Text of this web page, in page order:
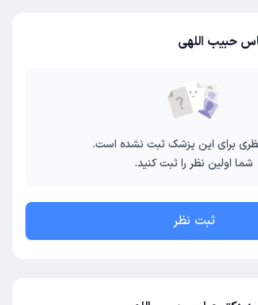
حبیب اللهی
برای این پزشک ثبت نشده است.
شما اولین نظر را ثبت کنید.
ثبت نظر